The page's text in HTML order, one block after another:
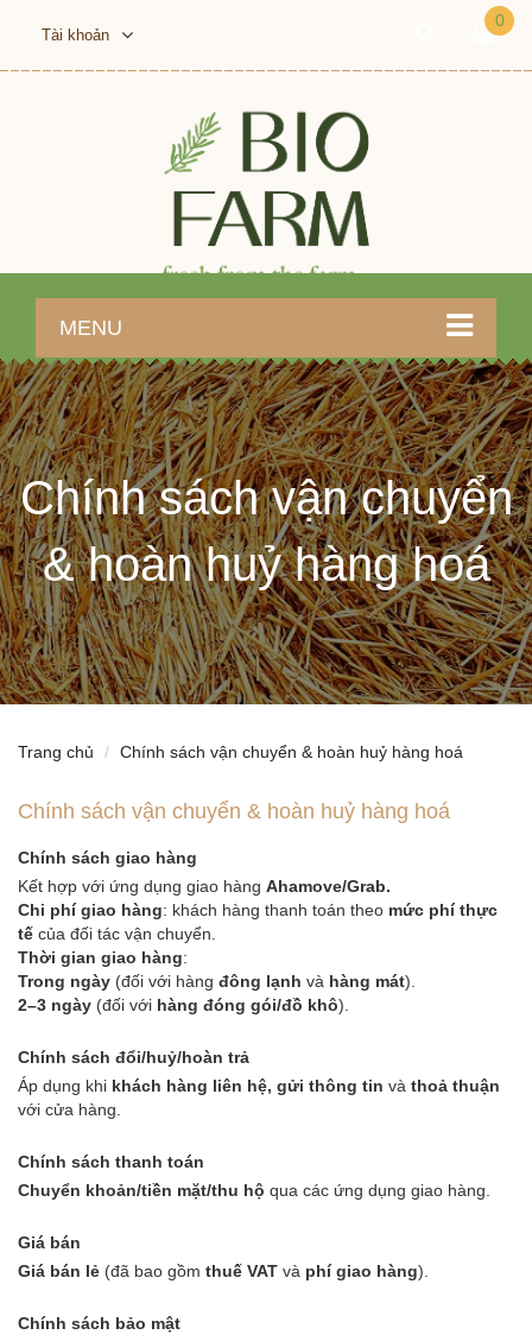
Tài khoản
0
MENU
Chính sách vận chuyển
& hoàn huỷ hàng hoá
Trang chủ Chính sách vận chuyển & hoàn huỷ hàng hoá
Chính sách vận chuyển & hoàn huỷ hàng hoá
Chính sách giao hàng
Kết hợp với ứng dụng giao hàng Ahamove/Grab.
Chi phí giao hàng: khách hàng thanh toán theo mức phí thực
tế của đối tác vận chuyển.
Thời gian giao hàng:
Trong ngày (đối với hàng đông lạnh và hàng mát).
2–3 ngày (đối với hàng đóng gói/đồ khô).
Chính sách đổi/huỷ/hoàn trả
Áp dụng khi khách hàng liên hệ, gửi thông tin và thoả thuận
với cửa hàng.
Chính sách thanh toán
Chuyển khoản/tiền mặt/thu hộ qua các ứng dụng giao hàng.
Giá bán
Giá bán lẻ (đã bao gồm thuế VAT và phí giao hàng).
Chính sách bảo mật